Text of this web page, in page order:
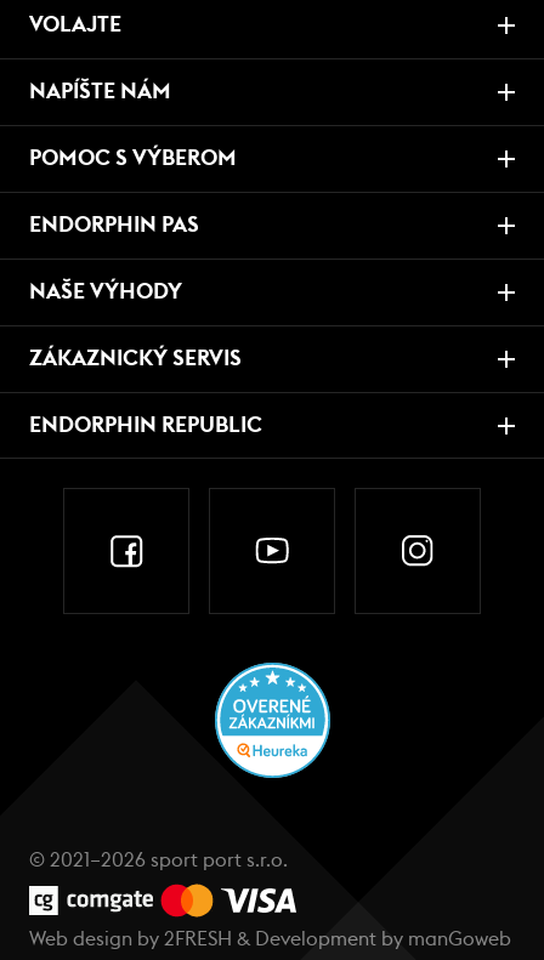
VOLAJTE
NAPÍŠTE NÁM
POMOC S VÝBEROM
ENDORPHIN PAS
NAŠE VÝHODY
ZÁKAZNICKÝ SERVIS
ENDORPHIN REPUBLIC
© 2021–2026 sport port s.r.o.
Web design by 2FRESH & Development by manGoweb